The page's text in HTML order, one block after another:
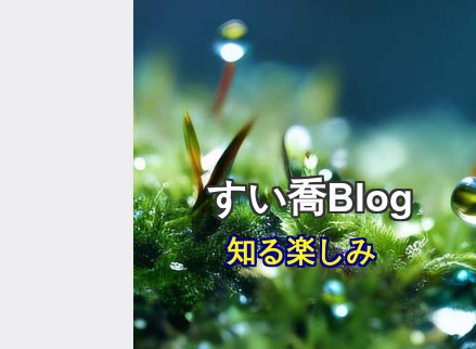
すい喬Blog
知る楽しみ